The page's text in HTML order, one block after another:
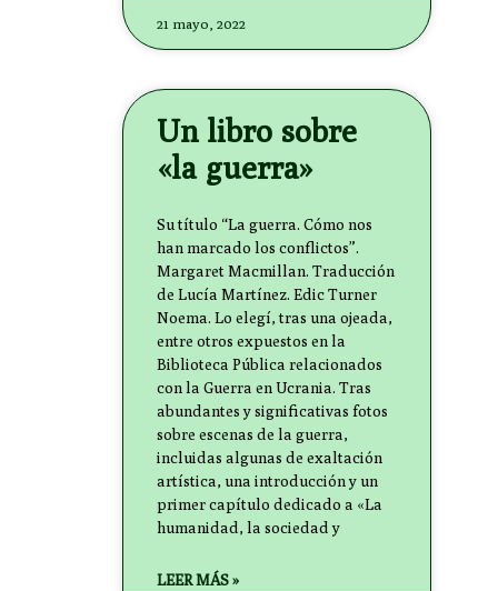
21 mayo, 2022
Un libro sobre
«la guerra»
Su título “La guerra. Cómo nos
han marcado los conflictos”.
Margaret Macmillan. Traducción
de Lucía Martínez. Edic Turner
Noema. Lo elegí, tras una ojeada,
entre otros expuestos en la
Biblioteca Pública relacionados
con la Guerra en Ucrania. Tras
abundantes y significativas fotos
sobre escenas de la guerra,
incluidas algunas de exaltación
artística, una introducción y un
primer capítulo dedicado a «La
humanidad, la sociedad y
LEER MÁS »